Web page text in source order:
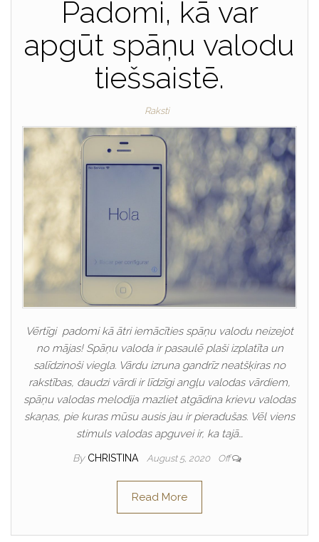
Padomi, kā var
apgūt spāņu valodu
tiešsaistē.
Raksti
Vērtīgi padomi kā ātri iemācīties spāņu valodu neizejot
no mājas! Spāņu valoda ir pasaulē plaši izplatīta un
salīdzinoši viegla. Vārdu izruna gandrīz neatšķiras no
rakstības, daudzi vārdi ir līdzīgi angļu valodas vārdiem,
spāņu valodas melodija mazliet atgādina krievu valodas
skaņas, pie kuras mūsu ausis jau ir pieradušas. Vēl viens
stimuls valodas apguvei ir, ka tajā…
By CHRISTINA August 5, 2020 Off
Read More